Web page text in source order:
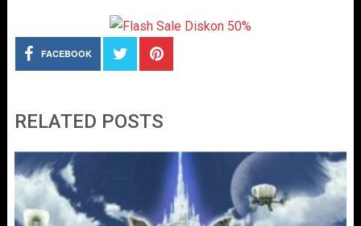
FACEBOOK
RELATED POSTS